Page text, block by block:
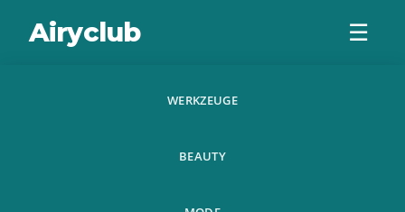
Airyclub ☰
WERKZEUGE
BEAUTY
Schmuck & Accessoires